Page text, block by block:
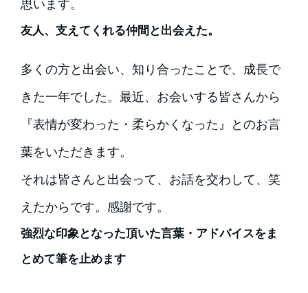
思います。
友人、支えてくれる仲間と出会えた。
多くの方と出会い、知り合ったことで、成長で
きた一年でした。最近、お会いする皆さんから
『表情が変わった・柔らかくなった』とのお言
葉をいただきます。
それは皆さんと出会って、お話を交わして、笑
えたからです。感謝です。
強烈な印象となった頂いた言葉・アドバイスをま
とめて筆を止めます